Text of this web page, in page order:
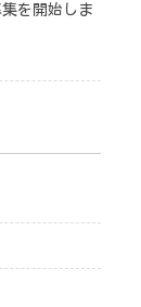
を開始しま